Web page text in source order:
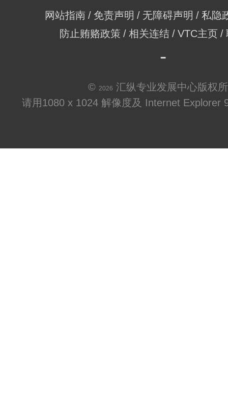
网站指南 免责声明 无障碍声明
私隐
防止贿赂政策
相关连结 VTC主页
© 2026 汇纵专业发展中心版权
请用1080 x 1024 解像度及 Internet Explorer